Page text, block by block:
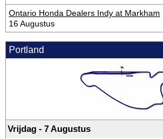
Ontario Honda Dealers Indy at Markham
16 Augustus
Portland
Vrijdag - 7 Augustus